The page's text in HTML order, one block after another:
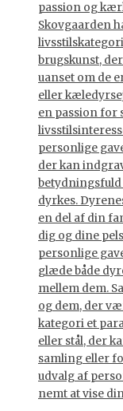
passion og
Skovgaarden
brugskunst,
uanset om de
eller
en passion for
personlige
der kan
betydningsfuld
dyrkes.
en del af din
dig og dine
personlige
glæde både
mellem dem.
og dem, der
kategori et
eller stål, der
samling eller
udvalg af
nemt at vise